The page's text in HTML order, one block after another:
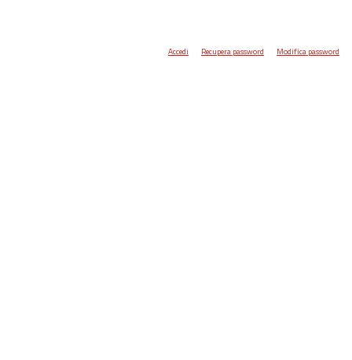
Accedi Recupera password Modifica password